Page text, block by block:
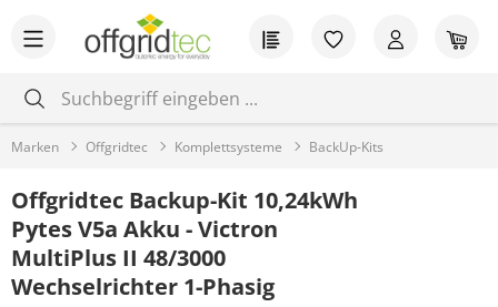
Zum Hauptinhalt springen Du hast 0
Marken Offgridtec Komplettsysteme BackUp-Kits
Offgridtec Backup-Kit 10,24kWh
Pytes V5a Akku - Victron
MultiPlus II 48/3000
Wechselrichter 1-Phasig